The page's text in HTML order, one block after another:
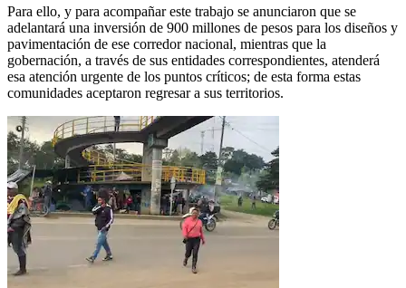
Para ello, y para acompañar este trabajo se anunciaron que se
adelantará una inversión de 900 millones de pesos para los diseños y
pavimentación de ese corredor nacional, mientras que la
gobernación, a través de sus entidades correspondientes, atenderá
esa atención urgente de los puntos críticos; de esta forma estas
comunidades aceptaron regresar a sus territorios.